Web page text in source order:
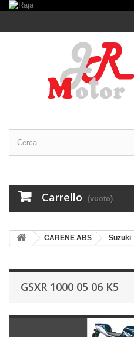
Carrello (vuoto)
CARENE ABS Suzuki
GSXR 1000 05 06 K5